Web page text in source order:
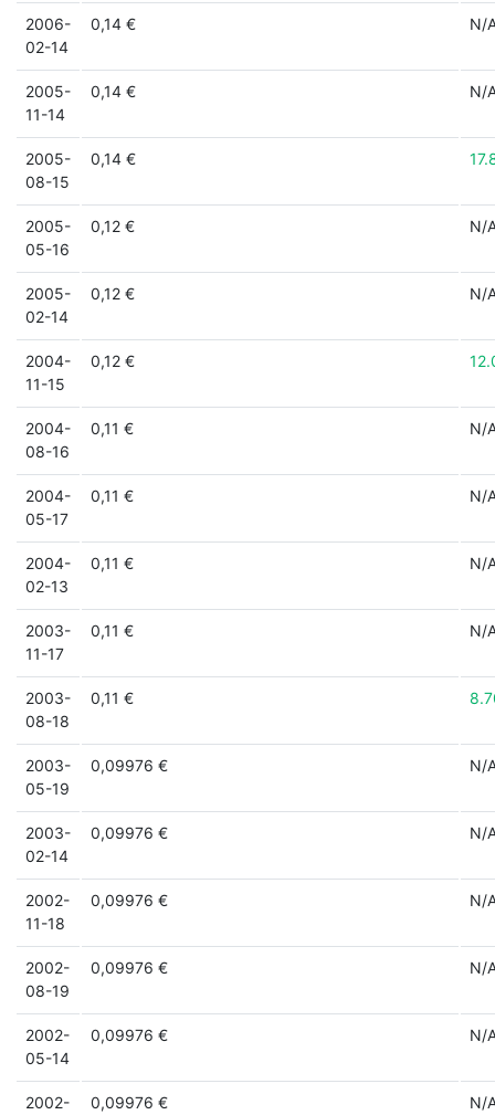
2006-
02-14
0,14 € N/
2005-
11-14
0,14 € N/
2005-
08-15
0,14 €
2005-
05-16
0,12 € N/
2005-
02-14
0,12 € N/
2004-
11-15
0,12 €
2004-
08-16
0,11 € N/
2004-
05-17
0,11 € N/
2004-
02-13
0,11 € N/
2003-
11-17
0,11 € N/
2003-
08-18
0,11 €
2003-
05-19
0,09976 € N/
2003-
02-14
0,09976 € N/
2002-
11-18
0,09976 € N/
2002-
08-19
0,09976 € N/
2002-
05-14
0,09976 € N/
2002-
0,09976 € N/